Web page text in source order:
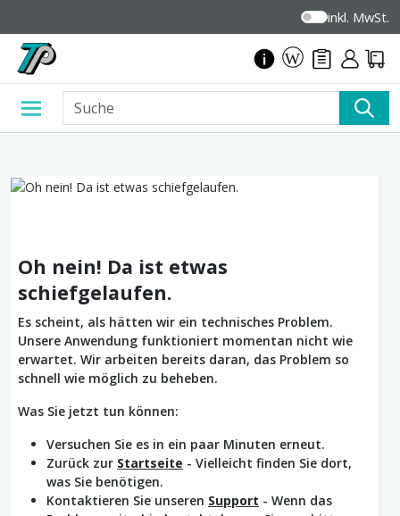
inkl. MwSt.
Oh nein! Da ist etwas
schiefgelaufen.
Es scheint, als hätten wir ein technisches Problem.
Unsere Anwendung funktioniert momentan nicht wie
erwartet. Wir arbeiten bereits daran, das Problem so
schnell wie möglich zu beheben.
Was Sie jetzt tun können:
Versuchen Sie es in ein paar Minuten erneut.
Zurück zur Startseite - Vielleicht finden Sie dort,
was Sie benötigen.
Kontaktieren Sie unseren Support - Wenn das